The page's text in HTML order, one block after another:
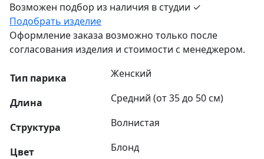
Возможен подбор из наличия в студии ✓
Подобрать изделие
Оформление заказа возможно только после
согласования изделия и стоимости с менеджером.
Тип парика Женский
Длина Средний (от 35 до 50 см)
Структура Волнистая
Цвет
Блонд